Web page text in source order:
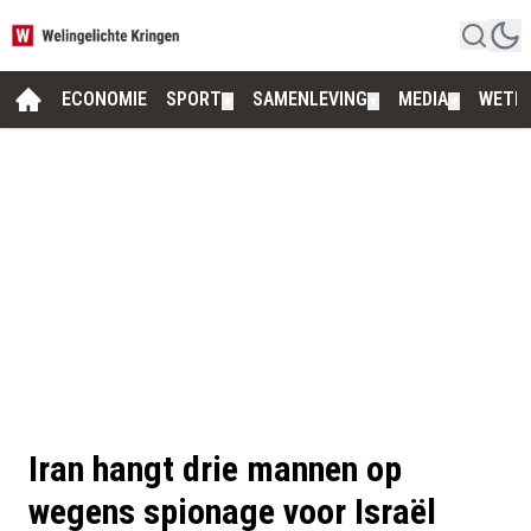
ECONOMIE SPORT SAMENLEVING MEDIA
Iran hangt drie mannen op
wegens spionage voor Israël